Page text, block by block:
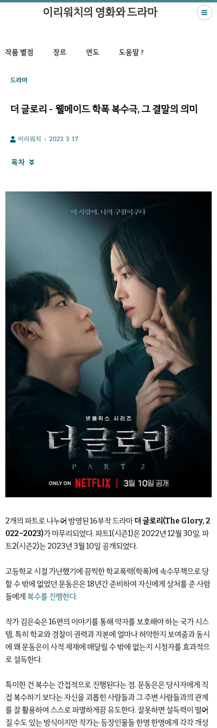
이리워치의 영화와 드라마
작품 별점 장르 연도 도움말 ?
드라마
더 글로리 - 웰메이드 학폭 복수극, 그 결말의 의미
이리워치 2023. 3. 17.
목차 
2개의 파트로 나누어 방영된 16부작 드라마더 글로리(The Glory, 2
022~2023)가 마무리되었다. 파트1(시즌1)은 2022년 12월 30일, 파
트2(시즌2)는 2023년 3월 10일 공개되었다.
고등학교 시절 가난했기에 끔찍한 학교폭력(학폭)에 속수무책으로 당
할 수 밖에 없었던 문동은은 18년간 준비하여 자신에게 상처를 준 사람
들에게 복수를 진행한다.
작가 김은숙은 16편의 이야기를 통해 약자를 보호해야 하는 국가 시스
템, 특히 학교와 경찰이 권력과 자본에 얼마나 허약한지 보여줌과 동시
에 왜 문동은이 사적 제재에 매달릴 수 밖에 없는지 시청자를 효과적으
로 설득한다.
특이한 건 복수는 간접적으로 진행된다는 점. 문동은은 당사자에게 직
접 복수하기 보다는 자신을 괴롭힌 사람들과 그 주변 사람들과의 관계
를 잘 활용하여 스스로 파멸하게끔 유도한다. 잘못하면 설득력이 떨어
질 수도 있는 방식이지만 작가는 등장인물들 한명 한명에게 각각 개성